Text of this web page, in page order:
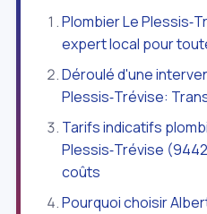
Plombier Le
expert local pour
Déroulé d'une
Plessis‑Trévise:
Tarifs indicatifs
Plessis‑Trévise
coûts
Pourquoi choisir